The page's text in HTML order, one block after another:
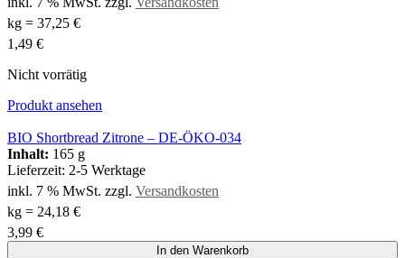
kg = 37,25 €
1,49 €
Nicht vorrätig
Produkt ansehen
BIO Shortbread Zitrone – DE-ÖKO-034
Inhalt: 165 g
Lieferzeit: 2-5 Werktage
inkl. 7 % MwSt. zzgl. Versandkosten
kg = 24,18 €
3,99 €
In den Warenkorb